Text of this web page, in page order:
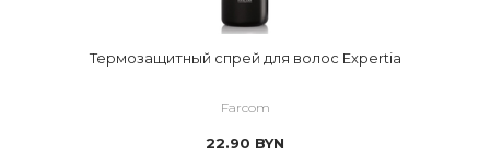
Термозащитный спрей для волос Expertia
Farcom
22.90 BYN